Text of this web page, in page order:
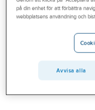
Branscher
på din enhet för att förbättra
webbplatsens användning och
Avvisa alla